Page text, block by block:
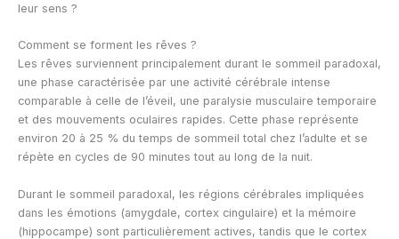
leur sens ?
Comment se forment les rêves ?
Les rêves surviennent principalement durant le sommeil paradoxal,
une phase caractérisée par une activité cérébrale intense
comparable à celle de l’éveil, une paralysie musculaire temporaire
et des mouvements oculaires rapides. Cette phase représente
environ 20 à 25 % du temps de sommeil total chez l’adulte et se
répète en cycles de 90 minutes tout au long de la nuit.
Durant le sommeil paradoxal, les régions cérébrales impliquées
dans les émotions (amygdale, cortex cingulaire) et la mémoire
(hippocampe) sont particulièrement actives, tandis que le cortex